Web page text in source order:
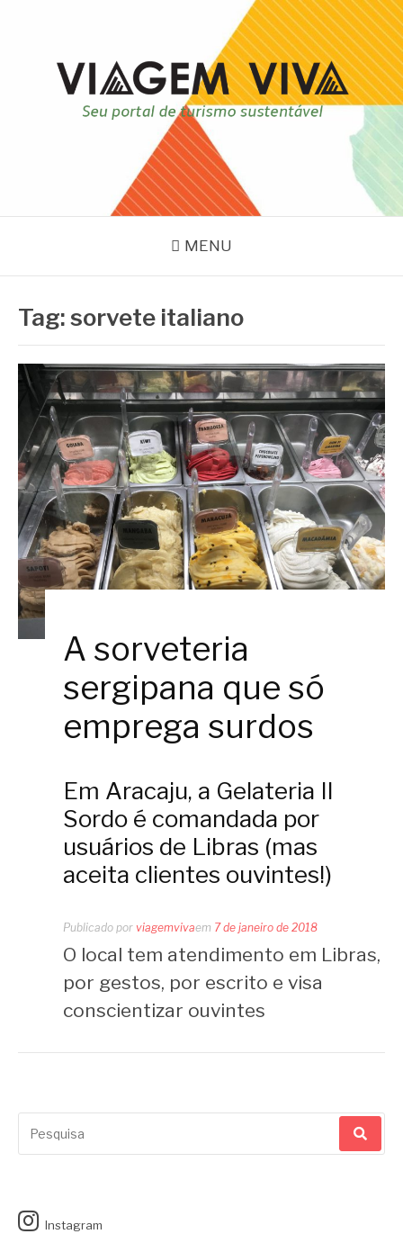
VIAGEM VIVA
Seu portal de turismo sustentável
MENU
Tag:sorvete italiano
A sorveteria
sergipana que só
emprega surdos
Em Aracaju, a Gelateria Il
Sordo é comandada por
usuários de Libras (mas
aceita clientes ouvintes!)
Publicado por viagemvivaem 7 de janeiro de 2018
O local tem atendimento em Libras,
por gestos, por escrito e visa
conscientizar ouvintes
por:
Instagram